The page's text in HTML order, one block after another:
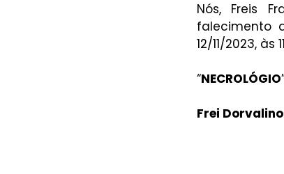
Nós, Freis
falecimento
12/11/2023,
“NECROLÓGIO
Frei